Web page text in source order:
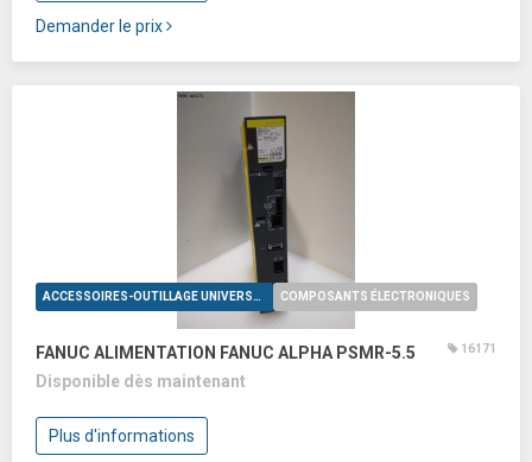
Demander le prix
ACCESSOIRES-OUTILLAGE UNIVERSELS COMPOSANTS ÉLECTRONIQUES
FANUC ALIMENTATION FANUC ALPHA PSMR-5.5 16171
Disponible dès maintenant
Plus d'informations